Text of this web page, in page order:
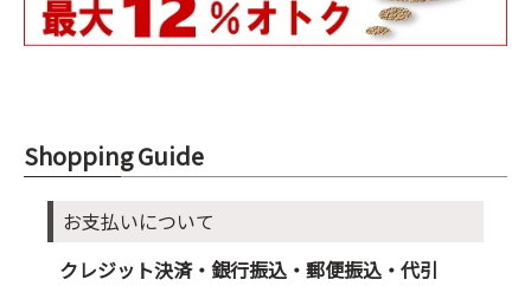
Shopping Guide
お支払いについて
クレジット決済・銀行振込・郵便振込・代引